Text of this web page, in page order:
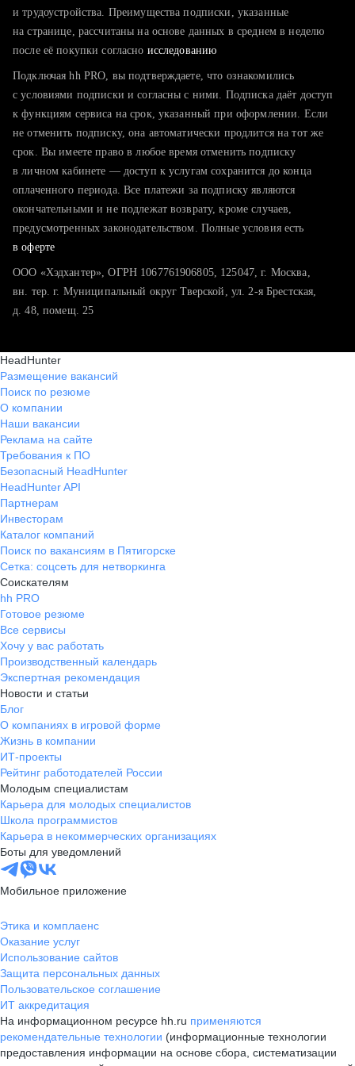
тратите много времени на поиск и вручную поднимаете
хотите сравнить себя с конкурентами и оценить шансы
и трудоустройства. Преимущества подписки, указанные
на странице, рассчитаны на основе данных в среднем в неделю
после её покупки согласно исследованию
Подключая hh PRO, вы подтверждаете, что ознакомились
с условиями подписки и согласны с ними. Подписка даёт доступ
к функциям сервиса на срок, указанный при оформлении. Если
не отменить подписку, она автоматически продлится на тот же
срок. Вы имеете право в любое время отменить подписку
в личном кабинете — доступ к услугам сохранится до конца
оплаченного периода. Все платежи за подписку являются
окончательными и не подлежат возврату, кроме случаев,
предусмотренных законодательством. Полные условия есть
в оферте
ООО «Хэдхантер», ОГРН 1067761906805, 125047, г. Москва,
вн. тер. г. Муниципальный округ Тверской, ул. 2-я Брестская,
д. 48, помещ. 25
HeadHunter
Размещение вакансий
Поиск по резюме
О компании
Наши вакансии
Реклама на сайте
Требования к ПО
Безопасный HeadHunter
HeadHunter API
Партнерам
Инвесторам
Каталог компаний
Поиск по вакансиям в Пятигорске
Сетка: соцсеть для нетворкинга
Соискателям
hh PRO
Готовое резюме
Все сервисы
Хочу у вас работать
Производственный календарь
Экспертная рекомендация
Новости и статьи
Блог
О компаниях в игровой форме
Жизнь в компании
ИТ-проекты
Рейтинг работодателей России
Молодым специалистам
Карьера для молодых специалистов
Школа программистов
Карьера в некоммерческих организациях
Боты для уведомлений
Мобильное приложение
Этика и комплаенс
Оказание услуг
Использование сайтов
Защита персональных данных
Пользовательское соглашение
ИТ аккредитация
На информационном ресурсе hh.ru применяются
рекомендательные технологии (информационные технологии
предоставления информации на основе сбора, систематизации